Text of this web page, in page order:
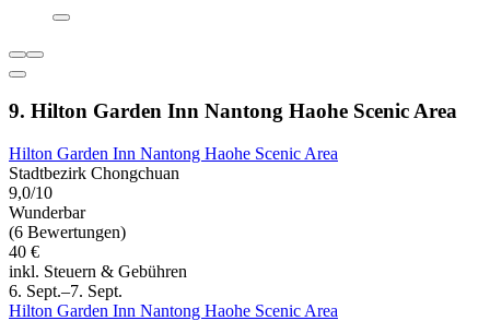
9. Hilton Garden Inn Nantong Haohe Scenic Area
Hilton Garden Inn Nantong Haohe Scenic Area
Stadtbezirk Chongchuan
9,0/10
Wunderbar
(6 Bewertungen)
40 €
inkl. Steuern & Gebühren
6. Sept.–7. Sept.
Hilton Garden Inn Nantong Haohe Scenic Area